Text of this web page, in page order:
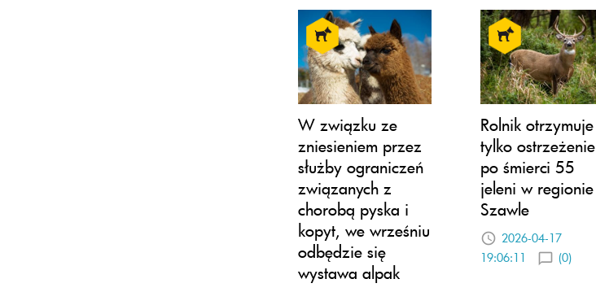
W związku ze
zniesieniem przez
służby ograniczeń
związanych z
chorobą pyska i
kopyt, we wrześniu
odbędzie się
wystawa alpak
Rolnik otrzymuje
tylko ostrzeżenie
po śmierci 55
jeleni w regionie
Szawle
2026-04-17
19:06:11
(0)